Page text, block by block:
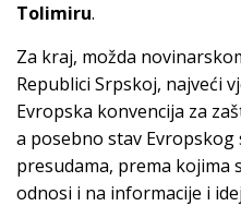
Tolimiru.
Za kraj, možda
Republici Srpskoj, najveći
Evropska konvencija za
a posebno stav Evropskog
presudama, prema kojima
odnosi i na informacije i